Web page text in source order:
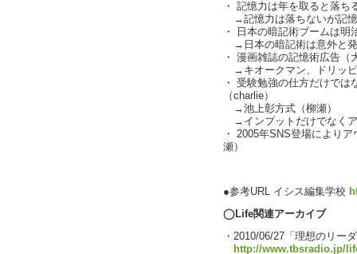
・ 記憶力は年を取ると落ち
→記憶力は落ちないが記
・ 日本の暗記術ブームは明
→日本の暗記術は意外と
・ 漫画雑誌の記憶術広告（
→キオークマン、ドリッ
・ 受験勉強の仕方だけで
（charlie）
→池上彰方式（柳瀬）
→インプットだけでなく
・ 2005年SNS登場により
瀬）
●参考URL イシス編集学校
◯Life関連アーカイブ
・2010/06/27「理想のリー
http://www.tbsradio.jp/